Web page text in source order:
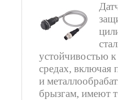
устойчивостью
средах, включая
и
брызгам, имеют